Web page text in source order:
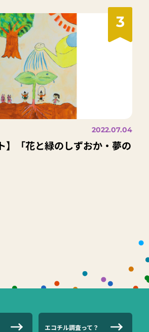
3
2022.07.04
】「花と緑のしずおか・夢の
エコチル調査って？